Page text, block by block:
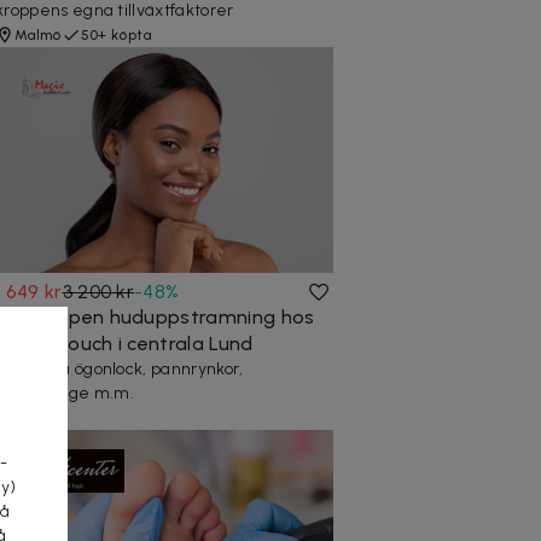
egna tillväxtfaktorer
Malmö 50+ köpta
649 kr3 200 kr-48%
Plasma pen huduppstramning hos
Magic Touch i centrala Lund
Behandla ögonlock, pannrynkor,
dekolletage m.m.